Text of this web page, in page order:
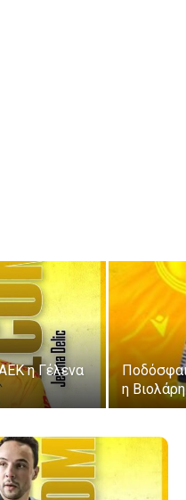
η Γέλενα
η Βιολάρη